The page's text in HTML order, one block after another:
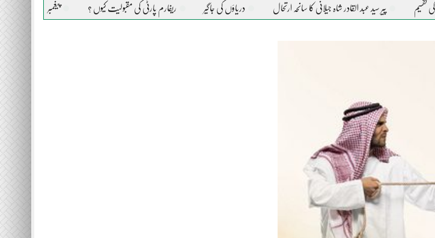
پیر سید عبد القادر شاہ جیلانی کا سانحہ ارتحال دریاؤں کی جاگیر ریفارم پارٹی کی مقبولیت کیوں ؟ پیغمبر اسلام صلی اللہ علیہ وسلم